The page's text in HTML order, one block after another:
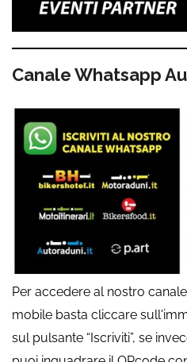
Canale Whatsapp
Per accedere al nostro
mobile basta cliccare
sul pulsante “Iscriviti”, se